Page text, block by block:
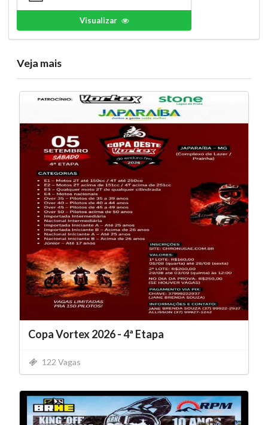
Visualizar
Veja mais
Copa Vortex 2026 - 4ª Etapa
122 Vagas